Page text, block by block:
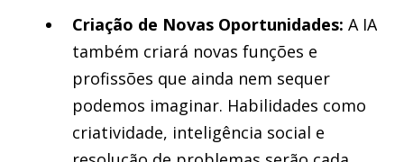
Criação de Novas Oportunidades: A IA
também criará novas funções e
profissões que ainda nem sequer
podemos imaginar. Habilidades como
criatividade, inteligência social e